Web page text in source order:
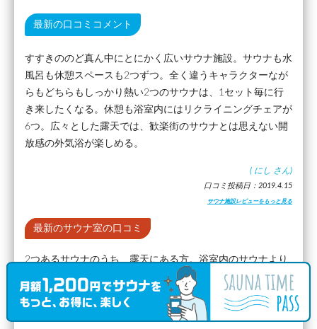
最新の口コミコメント
すすきののど真ん中にとにかく広いサウナ施設。サウナも水
風呂も休憩スペースも2つずつ。全く違うキャラクターなが
らもどちらもしっかり熱い2つのサウナは、1セット毎に行
き来したくなる。休憩も浴室内にはリクライニングチェアが
6つ。広々とした露天では、歓楽街のサウナとは思えない開
放感の外気浴が楽しめる。
( にし さん)
口コミ投稿日：2019.4.15
サウナ施設レビューをもっと見る
最新のサウナ室の口コミ
2つあるサウナのうち、露天にある方。浴室内のサウナより
も低い90℃台だが、備長炭の効果もあるのか熱がダイレク
トにぶつかってきて体感温度は高い。天井が低く、上段は熱
が溜まっているところに座ることになるのでかなり熱い。